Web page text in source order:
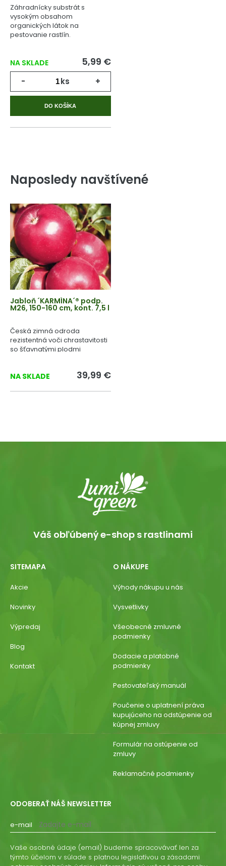
Záhradnícky substrát s
vysokým obsahom
organických látok na
pestovanie rastlín.
NA SKLADE 5,99 €
- ks +
DO KOŠÍKA
Naposledy navštívené
Jabloň ´KARMÍNA´® podp.
M26, 150-160 cm, kont. 7,5 l
Česká zimná odroda
rezistentná voči chrastavitosti
so šťavnatými plodmi
NA SKLADE 39,99 €
Váš obľúbený e-shop s rastlinami
SITEMAPA
Akcie
Novinky
Výpredaj
Blog
Kontakt
O NÁKUPE
Výhody nákupu u nás
Vysvetlivky
Všeobecné zmluvné
podmienky
Dodacie a platobné
podmienky
Pestovateľský manuál
Poučenie o uplatnení práva
kupujúceho na odstúpenie od
kúpnej zmluvy
Formulár na ostúpenie od
zmluvy
Reklamačné podmienky
ODOBERAŤ NÁŠ NEWSLETTER
e-mail
Vaše osobné údaje (email) budeme spracovávať len za
týmto účelom v súlade s platnou legislatívou a zásadami